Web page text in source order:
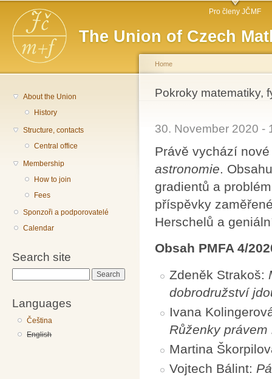
The Union of Czech
Main menu Pro členy JČMF
About the Union
History
Structure, contacts
Central office
Membership
How to join
Fees
Sponzoři a podporovatelé
Calendar
Search site
Languages
Čeština
English
You are here
Home
Pokroky matematiky,
30. November 2020
Právě vychází
astronomie.
gradientů a
příspěvky
Herschelů a
Obsah PMFA 4/
Zdeněk Strakoš:
dobrodružství
Ivana
Růženky
Martina
Vojtech Bálint: